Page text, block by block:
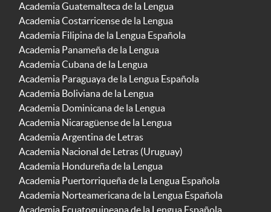
Academia Guatemalteca de la Lengua
Academia Costarricense de la Lengua
Academia Filipina de la Lengua Española
Academia Panameña de la Lengua
Academia Cubana de la Lengua
Academia Paraguaya de la Lengua Española
Academia Boliviana de la Lengua
Academia Dominicana de la Lengua
Academia Nicaragüense de la Lengua
Academia Argentina de Letras
Academia Nacional de Letras (Uruguay)
Academia Hondureña de la Lengua
Academia Puertorriqueña de la Lengua Española
Academia Norteamericana de la Lengua Española
Academia Ecuatoguineana de la Lengua Española